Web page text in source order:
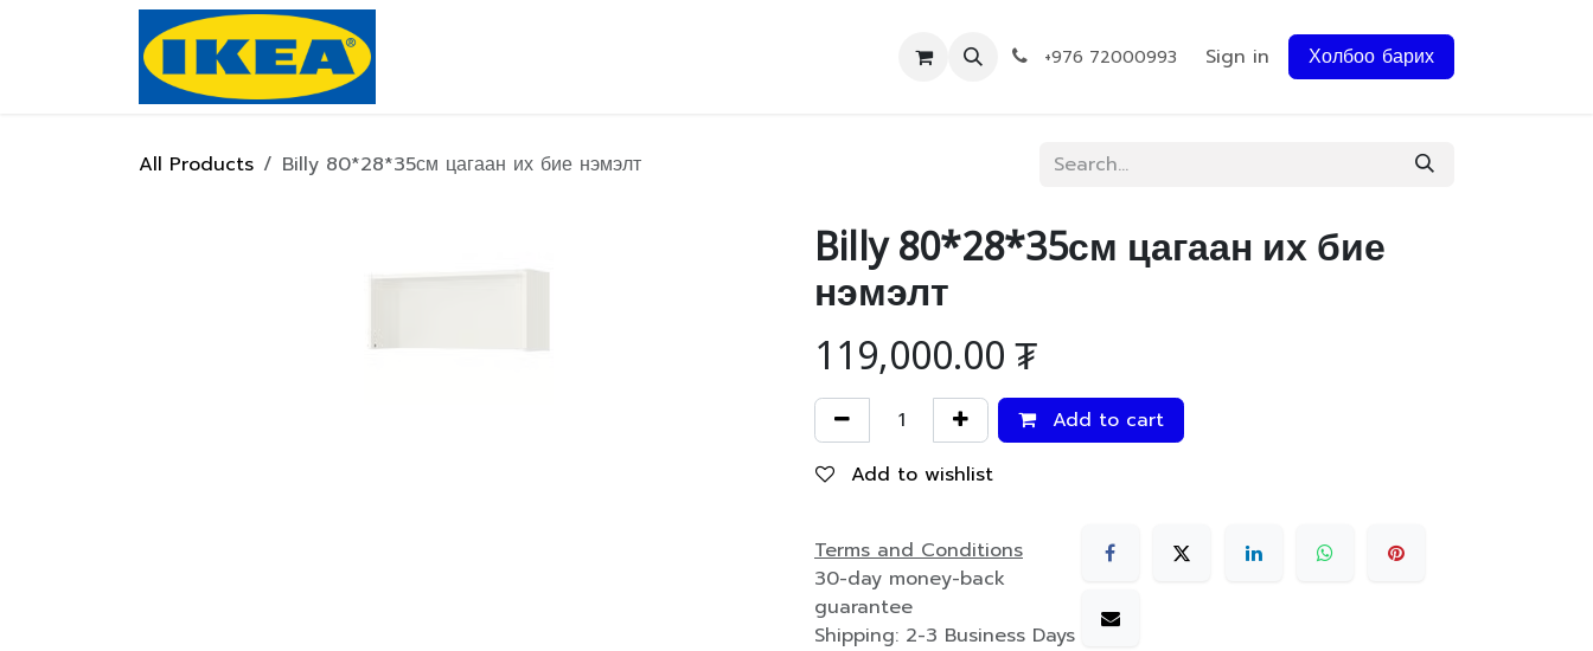
Skip to Content
+976 72000993 Sign in Холбоо барих
All Products Billy 80*28*35см цагаан их бие нэмэлт
Billy 80*28*35см цагаан их бие
нэмэлт
119,000.00₮
Add to cart
Add to wishlist
Terms and Conditions
30-day money-back
guarantee
Shipping: 2-3 Business Days